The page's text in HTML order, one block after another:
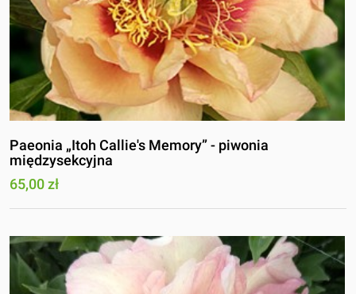
Paeonia „Itoh Callie's Memory” - piwonia
międzysekcyjna
65,00 zł